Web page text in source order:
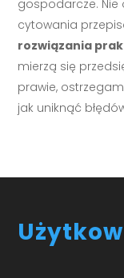
gospodarcze.
cytowania
rozwiązania
mierzą się
prawie,
jak uniknąć